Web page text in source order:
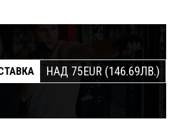
НАД 75EUR (146.69ЛВ.)